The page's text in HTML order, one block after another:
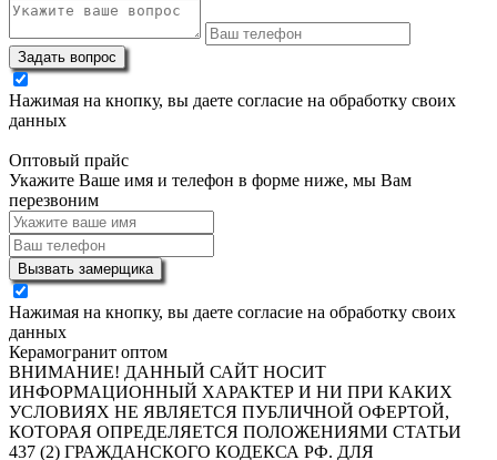
Задать вопрос
Нажимая на кнопку, вы даете согласие на обработку своих
данных
Оптовый прайс
Укажите Ваше имя и телефон в форме ниже, мы Вам
перезвоним
Вызвать замерщика
Нажимая на кнопку, вы даете согласие на обработку своих
данных
Керамогранит оптом
ВНИМАНИЕ! ДАННЫЙ САЙТ НОСИТ
ИНФОРМАЦИОННЫЙ ХАРАКТЕР И НИ ПРИ КАКИХ
УСЛОВИЯХ НЕ ЯВЛЯЕТСЯ ПУБЛИЧНОЙ ОФЕРТОЙ,
КОТОРАЯ ОПРЕДЕЛЯЕТСЯ ПОЛОЖЕНИЯМИ СТАТЬИ
437 (2) ГРАЖДАНСКОГО КОДЕКСА РФ. ДЛЯ